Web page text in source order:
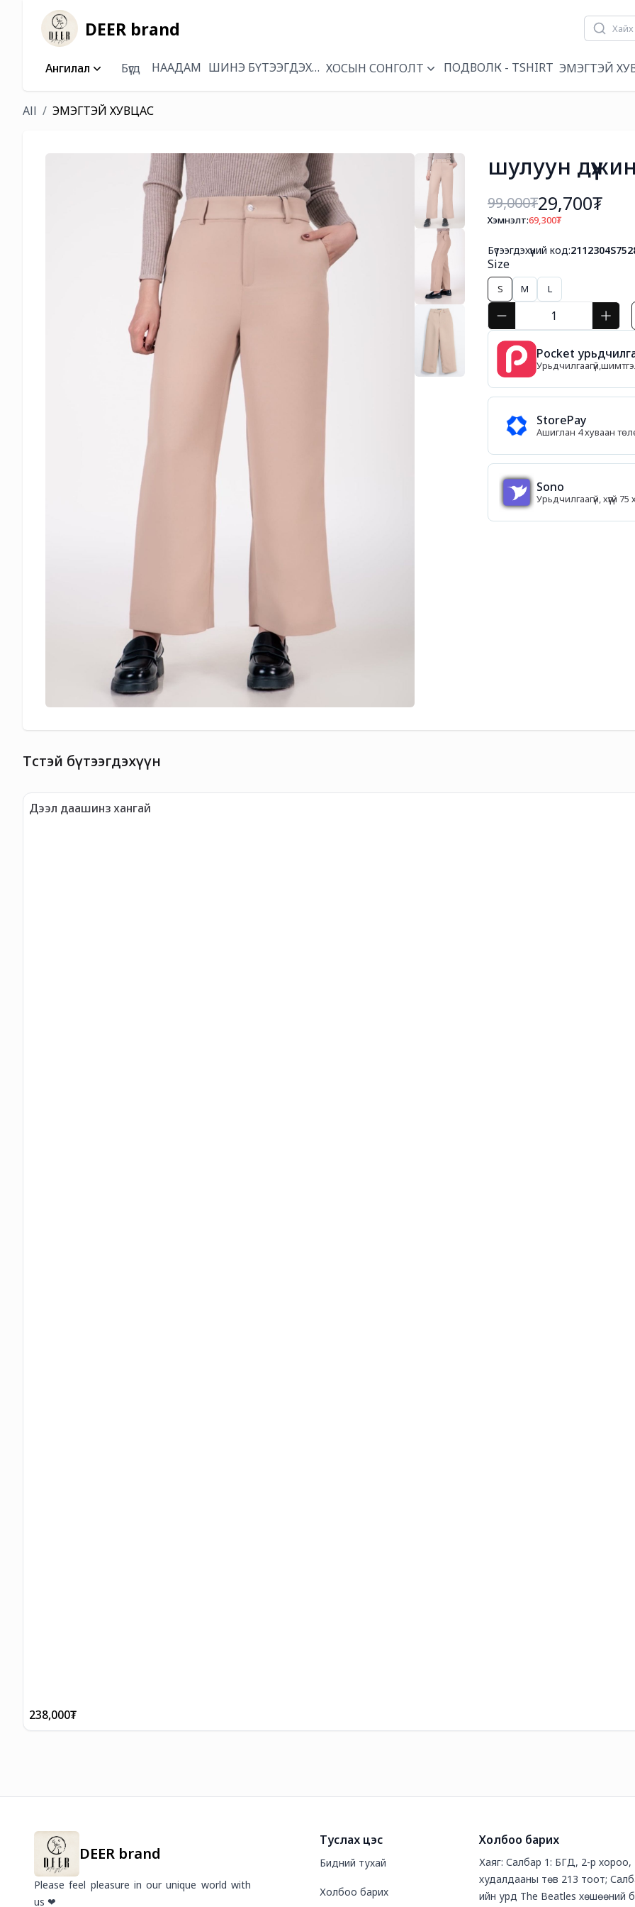
DEER brand
Ангилал Бүгд НААДАМ ШИНЭ БҮТЭЭГДЭХҮҮНХОСЫН СОНГОЛТ ПОДВОЛК - TSHIRT ЭМЭГТЭЙ
All ЭМЭГТЭЙ ХУВЦАС
шулуун
99,000₮29,700₮
Хэмнэлт:69,300₮
Бүтээгдэхүүний код:
Size
S M L
Pocket
StorePay
Ашиглан 4 хуваан
Sono
Урьдчилгаагүй, хүүгүй
Төстэй бүтээгдэхүүн
Дээл даашинз хангай
238,000₮
DEER brand
Please feel pleasure in our unique world with
us ❤
Туслах цэс
Бидний тухай
Холбоо барих
Холбоо барих
Хаяг: Салбар 1: БГД, 2-р
худалдааны төв 213 тоот;
ийн урд The Beatles хөшөөний